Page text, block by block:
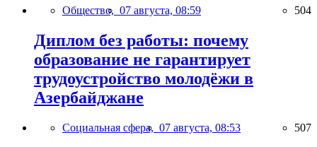
Общество, 07 августа, 08:59 504
Диплом без работы: почему
образование не гарантирует
трудоустройство молодёжи в
Азербайджане
Социальная сфера, 07 августа, 08:53 507